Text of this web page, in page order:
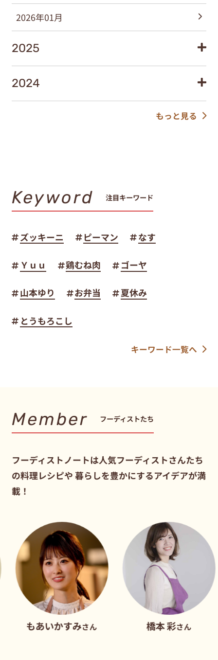
2026年01月
2025
2024
もっと見る
Keyword 注目キーワード
ズッキーニ ピーマン なす
Ｙｕｕ 鶏むね肉 ゴーヤ
山本ゆり お弁当 夏休み
とうもろこし
キーワード一覧へ
Member フーディストたち
フーディストノートは人気フーディストさんたち
の料理レシピや暮らしを豊かにするアイデアが満
載！
いかすみさん さん